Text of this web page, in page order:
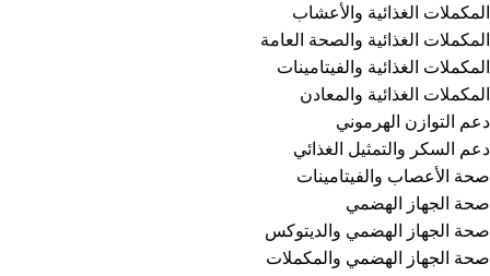
المكملات الغذائية والأعشاب
المكملات الغذائية والصحة العامة
المكملات الغذائية والفيتامينات
المكملات الغذائية والمعادن
دعم التوازن الهرموني
دعم السكر والتمثيل الغذائي
صحة الأعصاب والفيتامينات
صحة الجهاز الهضمي
صحة الجهاز الهضمي والديتوكس
صحة الجهاز الهضمي والمكملات